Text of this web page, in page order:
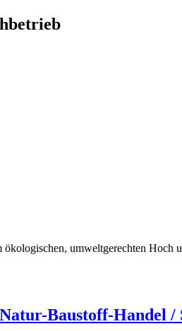
umweltgerechten
Baustoff-Handel /